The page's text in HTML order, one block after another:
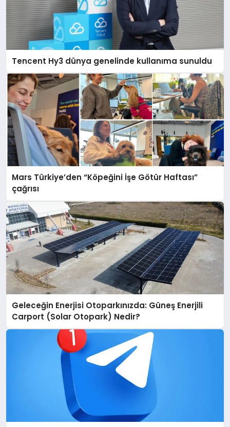
Tencent Hy3 dünya genelinde kullanıma sunuldu
Mars Türkiye’den “Köpeğini İşe Götür Haftası”
çağrısı
Geleceğin Enerjisi Otoparkınızda: Güneş Enerjili
Carport (Solar Otopark) Nedir?